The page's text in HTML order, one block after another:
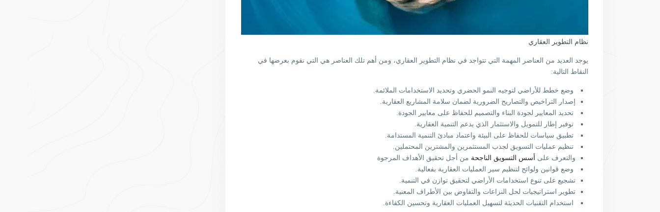
نظام التطوير العقاري
يوجد العديد من العناصر المهمة التي تتواجد في نظام التطوير العقاري، ومن أهم تلك العناصر هي التي نقوم بعرضها في
النقاط التالية:
وضع خطط للأراضي لتوجيه النمو الحضري وتحديد الاستخدامات الملائمة.
إصدار التراخيص والتصاريح الضرورية لضمان سلامة المشاريع العقارية.
تحديد المعايير لجودة البناء والتصميم للحفاظ على معايير الجودة.
توفير إطار للتمويل والاستثمار الذي يدعم التنمية العقارية.
تطبيق سياسات للحفاظ على البيئة واعتماد مبادئ التنمية المستدامة.
تنظيم عمليات التسويق لجذب المستثمرين والمشترين المحتملين.
والتعرف على أسس التسويق الناجحة من أجل تحقيق الأهداف المرجوة
وضع قوانين ولوائح لتنظيم سير العمليات العقارية بفعالية.
تشجيع على تنوع استخدامات الأراضي لتحقيق توازن في التنمية.
تطوير استراتيجيات لحل النزاعات والتفاوض بين الأطراف المعنية.
استخدام التقنيات الحديثة لتسهيل العمليات العقارية وتحسين الكفاءة.